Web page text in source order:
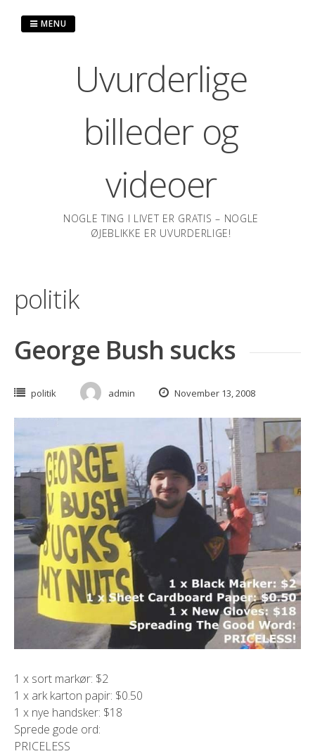
Uvurderlige
billeder og
videoer
NOGLE TING I LIVET ER GRATIS – NOGLE
ØJEBLIKKE ER UVURDERLIGE!
MENU
politik
George Bush sucks
politik admin November 13, 2008
1 x sort markør: $2
1 x ark karton papir: $0.50
1 x nye handsker: $18
Sprede gode ord:
PRICELESS